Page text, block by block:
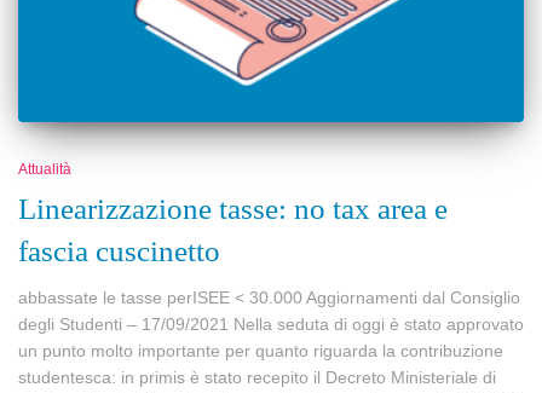
Attualità
Linearizzazione tasse: no tax area e
fascia cuscinetto
abbassate le tasse perISEE < 30.000 Aggiornamenti dal Consiglio
degli Studenti – 17/09/2021 Nella seduta di oggi è stato approvato
un punto molto importante per quanto riguarda la contribuzione
studentesca: in primis è stato recepito il Decreto Ministeriale di